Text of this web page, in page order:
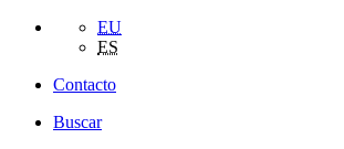
EU
ES
Contacto
Buscar